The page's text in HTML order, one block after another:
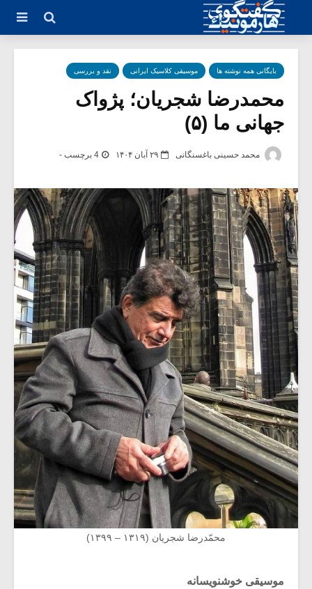
بایگانی همه نوشته ها موسیقی کلاسیک ایرانی نقد و بررسی
محمدرضا شجریان؛ پژواک
جهانی ما (۵)
محمد حسینی باغسنگانی ۲۹ آبان ۱۴۰۴ 4 برچسب -
محمّدرضا شجریان (۱۳۱۹ – ۱۳۹۹)
موسیقی خوشنویسانه